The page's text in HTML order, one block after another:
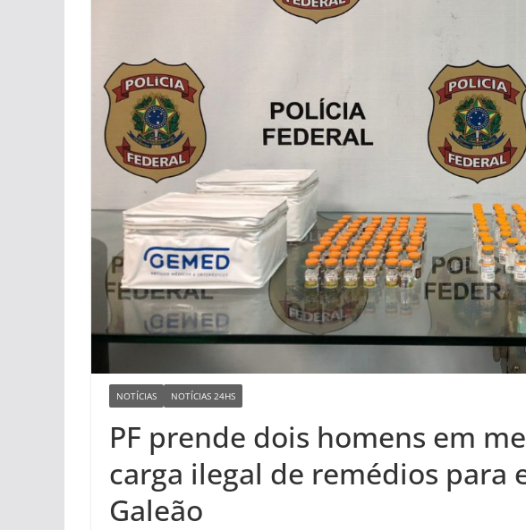
NOTÍCIAS NOTÍCIAS 24HS
PF prende dois homens em
carga ilegal de remédios para
Galeão